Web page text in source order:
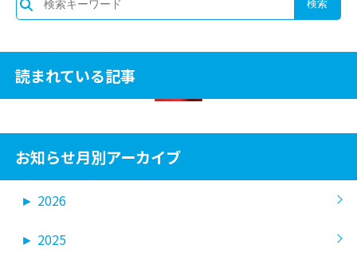
読まれている記事
お知らせ月別アーカイブ
► 2026
► 2025